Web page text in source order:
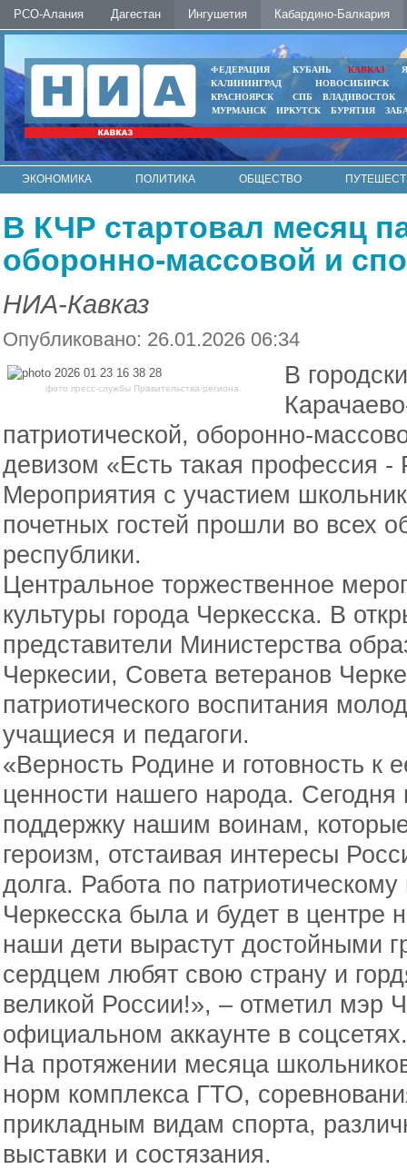
РСО-Алания Дагестан Ингушетия Кабардино-Балкария
ФЕДЕРАЦИЯ КУБАНЬ КАВКАЗ
КАЛИНИНГРАД
НОВОСИБИРСК
КРАСНОЯРСК
СПБ
ВЛАДИВОСТОК
МУРМАНСК
ИРКУТСК БУРЯТИЯ
ЭКОНОМИКА ПОЛИТИКА ОБЩЕСТВО
В КЧР стартовал месяц
оборонно-массовой и
НИА-Кавказ
Опубликовано: 26.01.2026 06:34
фото пресс-службы Правительства региона.
В
патриотической, оборонно-
девизом «Есть такая профессия
Мероприятия с участием
почетных гостей прошли во всех
республики.
Центральное торжественное
культуры города Черкесска. В
представители Министерства
Черкесии, Совета ветеранов
патриотического воспитания
учащиеся и педагоги.
«Верность Родине и готовность
ценности нашего народа.
поддержку нашим воинам,
героизм, отстаивая интересы
долга. Работа по
Черкесска была и будет в центре
наши дети вырастут достойными
сердцем любят свою страну и
великой России!», – отметил мэр
официальном аккаунте в соцсетях.
На протяжении месяца
норм комплекса ГТО,
прикладным видам спорта,
выставки и состязания.